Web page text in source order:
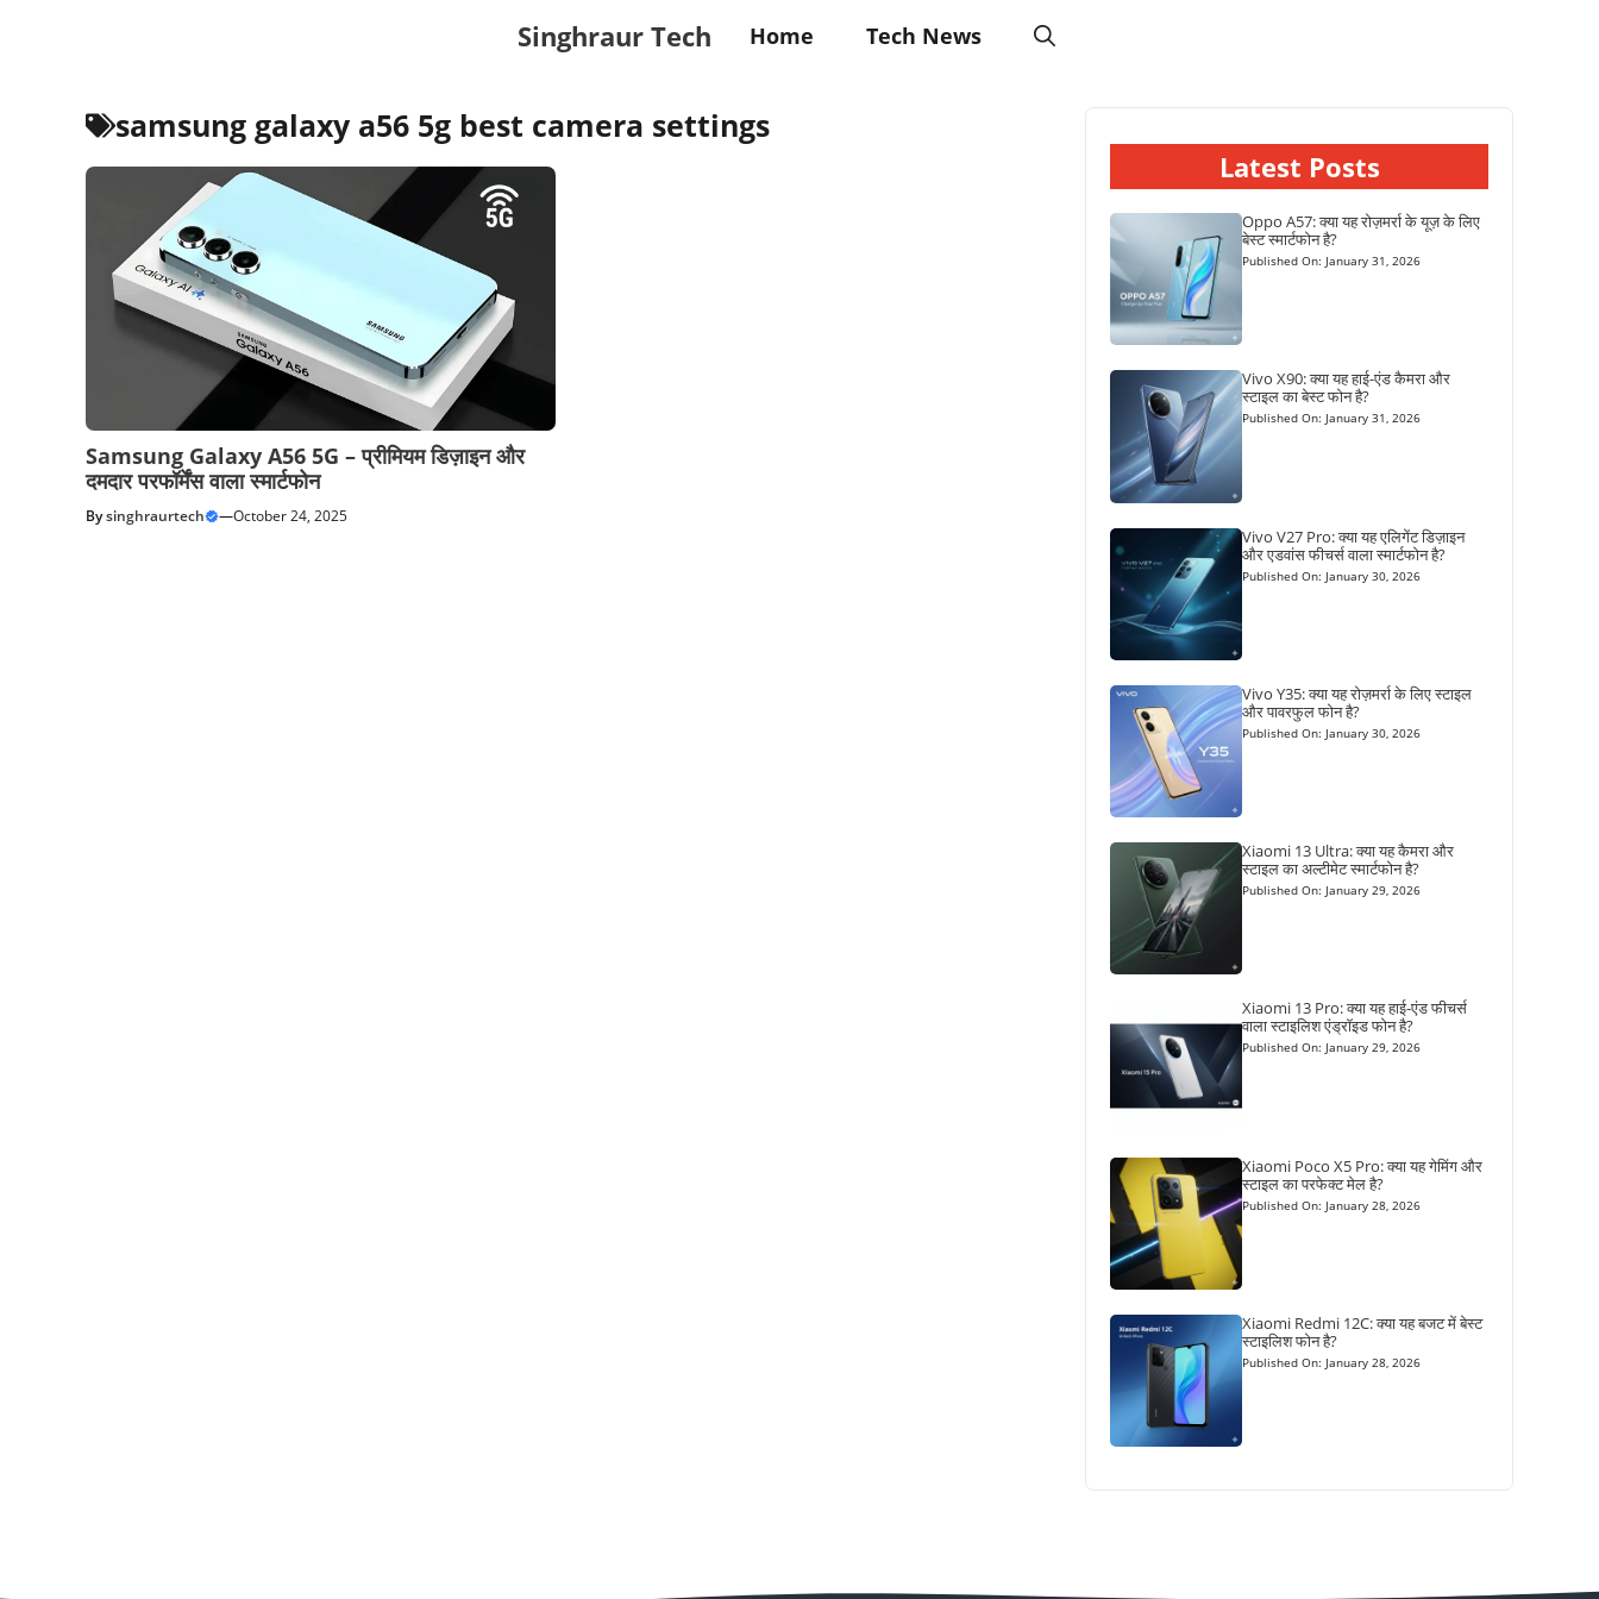
Singhraur Tech Home Tech News
samsung galaxy a56 5g best camera settings
Samsung Galaxy A56 5G – प्रीमियम डिज़ाइन और
दमदार परफॉर्मेंस वाला स्मार्टफोन
Bysinghraurtech —October 24, 2025
Latest Posts
Oppo A57: क्या यह रोज़मर्रा के यूज़ के लिए
बेस्ट स्मार्टफोन है?
Published On: January 31, 2026
Vivo X90: क्या यह हाई-एंड कैमरा और
स्टाइल का बेस्ट फोन है?
Published On: January 31, 2026
Vivo V27 Pro: क्या यह एलिगेंट डिज़ाइन
और एडवांस फीचर्स वाला स्मार्टफोन है?
Published On: January 30, 2026
Vivo Y35: क्या यह रोज़मर्रा के लिए स्टाइल
और पावरफुल फोन है?
Published On: January 30, 2026
Xiaomi 13 Ultra: क्या यह कैमरा और
स्टाइल का अल्टीमेट स्मार्टफोन है?
Published On: January 29, 2026
Xiaomi 13 Pro: क्या यह हाई-एंड फीचर्स
वाला स्टाइलिश एंड्रॉइड फोन है?
Published On: January 29, 2026
Xiaomi Poco X5 Pro: क्या यह गेमिंग और
स्टाइल का परफेक्ट मेल है?
Published On: January 28, 2026
Xiaomi Redmi 12C: क्या यह बजट में बेस्ट
स्टाइलिश फोन है?
Published On: January 28, 2026